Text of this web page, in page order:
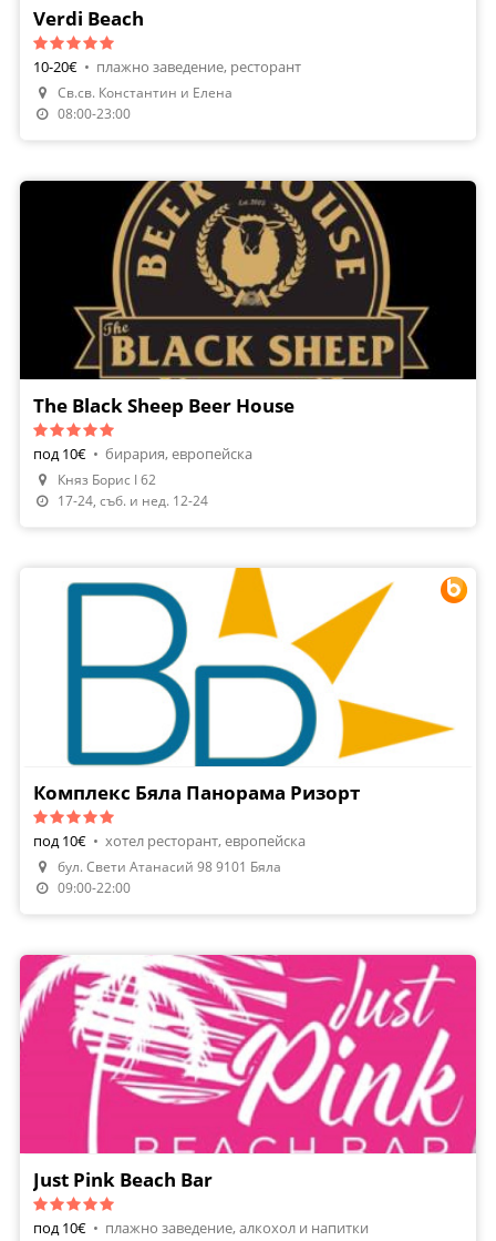
Verdi Beach
10-20€ • плажно заведение, ресторант
Св.св. Константин и Елена
08:00-23:00
The Black Sheep Beer House
под 10€ • бирария, европейска
Княз Борис I 62
17-24, съб. и нед. 12-24
Направи Резервация
Комплекс Бяла Панорама Ризорт
под 10€ • хотел ресторант, европейска
бул. Свети Атанасий 98 9101 Бяла
09:00-22:00
Just Pink Beach Bar
под 10€ • плажно заведение, алкохол и напитки